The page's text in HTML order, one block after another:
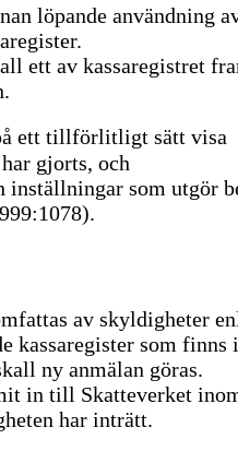
löpande användning
ett av kassaregistret
ett tillförlitligt sätt visa
gjorts, och
inställningar som utgör
av skyldigheter
kassaregister som finns
ny anmälan göras.
in till Skatteverket
har inträtt.